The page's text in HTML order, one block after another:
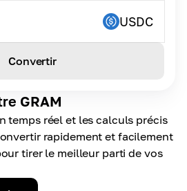
GRAM
temps réel et les calculs précis
rapidement et facilement
tirer le meilleur parti de vos
USDC
Convertir